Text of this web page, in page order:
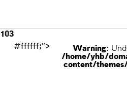
103
#ffffff;">
Warning:
/home/yhb/
content/